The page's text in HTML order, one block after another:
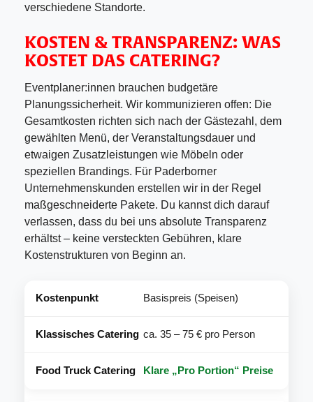
verschiedene Standorte.
KOSTEN & TRANSPARENZ: WAS
KOSTET DAS CATERING?
Eventplaner:innen brauchen budgetäre
Planungssicherheit. Wir kommunizieren offen: Die
Gesamtkosten richten sich nach der Gästezahl, dem
gewählten Menü, der Veranstaltungsdauer und
etwaigen Zusatzleistungen wie Möbeln oder
speziellen Brandings. Für Paderborner
Unternehmenskunden erstellen wir in der Regel
maßgeschneiderte Pakete. Du kannst dich darauf
verlassen, dass du bei uns absolute Transparenz
erhältst – keine versteckten Gebühren, klare
Kostenstrukturen von Beginn an.
Basispreis (Speisen)
ca. 35 – 75 € pro Person
Klare „Pro Portion“ Preise